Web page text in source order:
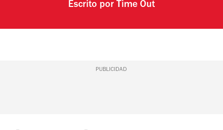
Escrito por Time Out
PUBLICIDAD